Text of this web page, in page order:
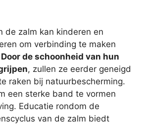
de zalm kan kinderen en
om verbinding te maken
Door de schoonheid van hun
, zullen ze eerder geneigd
raken bij natuurbescherming.
een sterke band te vormen
Educatie rondom de
van de zalm biedt